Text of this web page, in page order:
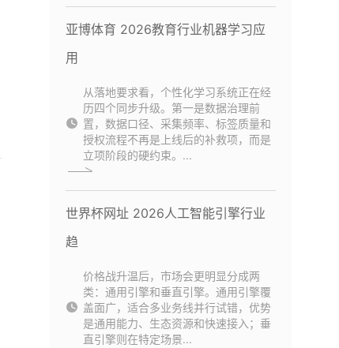
亚博体育 2026教育行业机器学习应
用
从落地要求看，个性化学习系统正在经
历四个同步升级。第一是数据治理前
置，数据口径、采集频率、标签质量和
授权流程不再是上线后的补救项，而是
立项阶段的硬约束。...
世界杯网址 2026人工智能引擎行业
趋
价格战升温后，市场会更明显分成两
类：通用引擎和垂直引擎。通用引擎覆
盖面广，适合多业务线并行试错，优势
是通用能力、生态资源和快速接入；垂
直引擎则在特定场景...